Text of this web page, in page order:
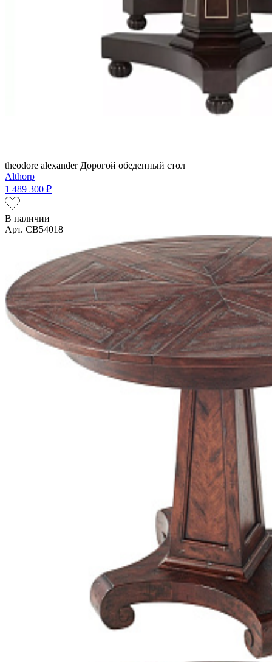
theodore alexander Дорогой обеденный стол
Althorp
1 489 300 ₽
В наличии
Арт. CB54018